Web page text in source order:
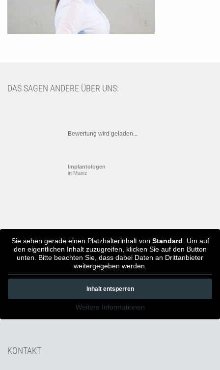
DAS SAGEN ANDERE ÜBER UNS:
Bewertung wird geladen...
Implantologen
in Mainz
Sie sehen gerade einen Platzhalterinhalt von Standard . Um auf
den eigentlichen Inhalt zuzugreifen, klicken Sie auf den Button
unten. Bitte beachten Sie, dass dabei Daten an Drittanbieter
weitergegeben werden.
Inhalt entsperren
Weitere Informationen
KONTAKT